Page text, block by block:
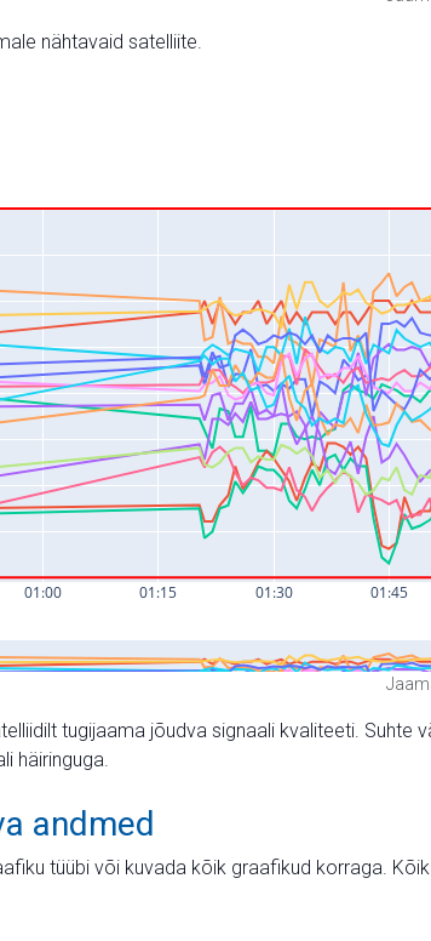
nähtavaid satelliite.
tugijaama jõudva signaali kvaliteeti. Suhte
häiringuga.
andmed
tüübi või kuvada kõik graafikud korraga.